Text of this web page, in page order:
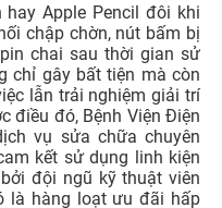
hay Apple Pencil đôi khi
chập chờn, nút bấm bị
chai sau thời gian sử
chỉ gây bất tiện mà còn
lẫn trải nghiệm giải trí
điều đó, Bệnh Viện Điện
vụ sửa chữa chuyên
kết sử dụng linh kiện
đội ngũ kỹ thuật viên
là hàng loạt ưu đãi hấp